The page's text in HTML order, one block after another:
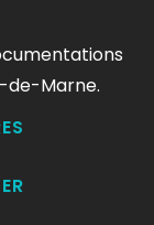
de-Marne.